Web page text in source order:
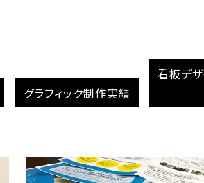
グラフィック制作実績
看板デ